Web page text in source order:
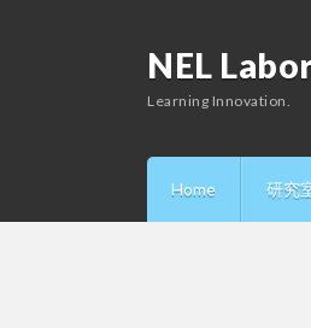
NEL
Learning Innovation.
Home 研究